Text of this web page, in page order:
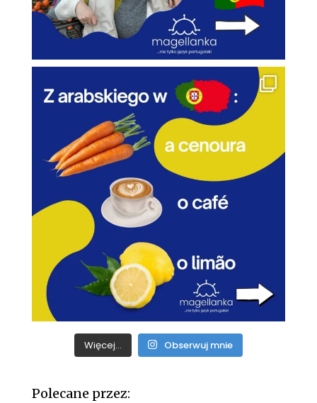
Więcej... Obserwuj mnie
Polecane przez: